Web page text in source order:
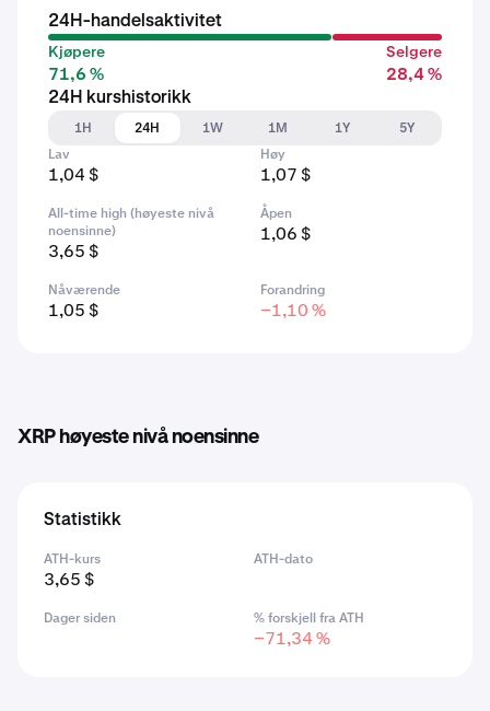
24H-handelsaktivitet
Kjøpere
71,6 %
Selgere
28,4 %
24H kurshistorikk
1H
24H 1W 1M 1Y
5Y
Lav
1,04 $
Høy
1,07 $
All-time high (høyeste nivå
noensinne)
3,65 $
Åpen
1,06 $
Nåværende
1,05 $
Forandring
−1,10 %
XRP høyeste nivå noensinne
Statistikk
ATH-kurs
3,65 $
ATH-dato
Dager siden % forskjell fra ATH
−71,34 %